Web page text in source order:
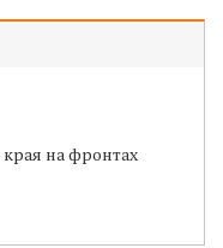
на фронтах